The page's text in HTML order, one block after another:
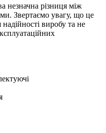
незначна різниця між
Звертаємо увагу, що це
виробу та не